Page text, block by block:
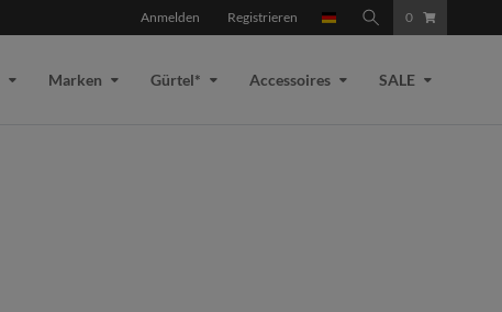
Anmelden Registrieren 0
Marken Gürtel* Accessoires SALE